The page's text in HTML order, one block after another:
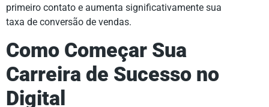
primeiro contato e aumenta significativamente sua
taxa de conversão de vendas.
Como Começar Sua
Carreira de Sucesso no
Digital